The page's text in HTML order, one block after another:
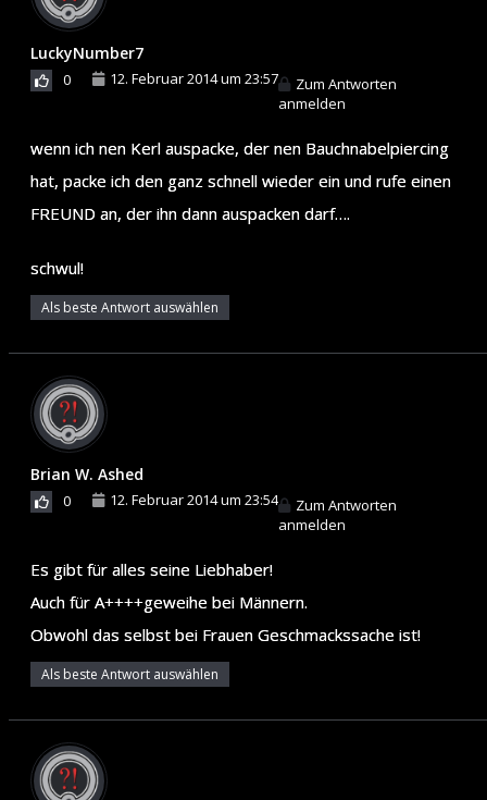
LuckyNumber7
0 12. Februar 2014 um 23:57
Zum Antworten
anmelden
wenn ich nen Kerl auspacke, der nen Bauchnabelpiercing
hat, packe ich den ganz schnell wieder ein und rufe einen
FREUND an, der ihn dann auspacken darf….
schwul!
Als beste Antwort auswählen
Brian W. Ashed
0 12. Februar 2014 um 23:54
Zum Antworten
anmelden
Es gibt für alles seine Liebhaber!
Auch für A++++geweihe bei Männern.
Obwohl das selbst bei Frauen Geschmackssache ist!
Als beste Antwort auswählen